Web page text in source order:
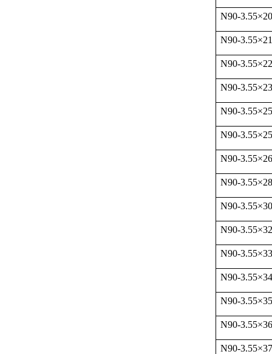
N90-3.55×20
N90-3.55×
N90-3.55×
N90-3.55×
N90-3.55×25
N90-3.55×
N90-3.55×
N90-3.55×28
N90-3.55×30
N90-3.55×
N90-3.55×
N90-3.55×
N90-3.55×
N90-3.55×
N90-3.55×